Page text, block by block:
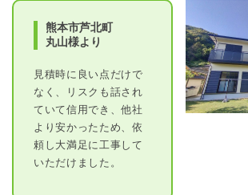
熊本市芦北町
丸山様より
見積時に良い点だけで
なく、リスクも話され
ていて信用でき、他社
より安かったため、依
頼し大満足に工事して
いただけました。